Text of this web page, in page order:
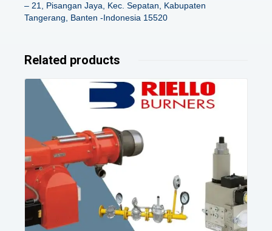
– 21, Pisangan Jaya, Kec. Sepatan, Kabupaten
Tangerang, Banten -Indonesia 15520
Related products
Details